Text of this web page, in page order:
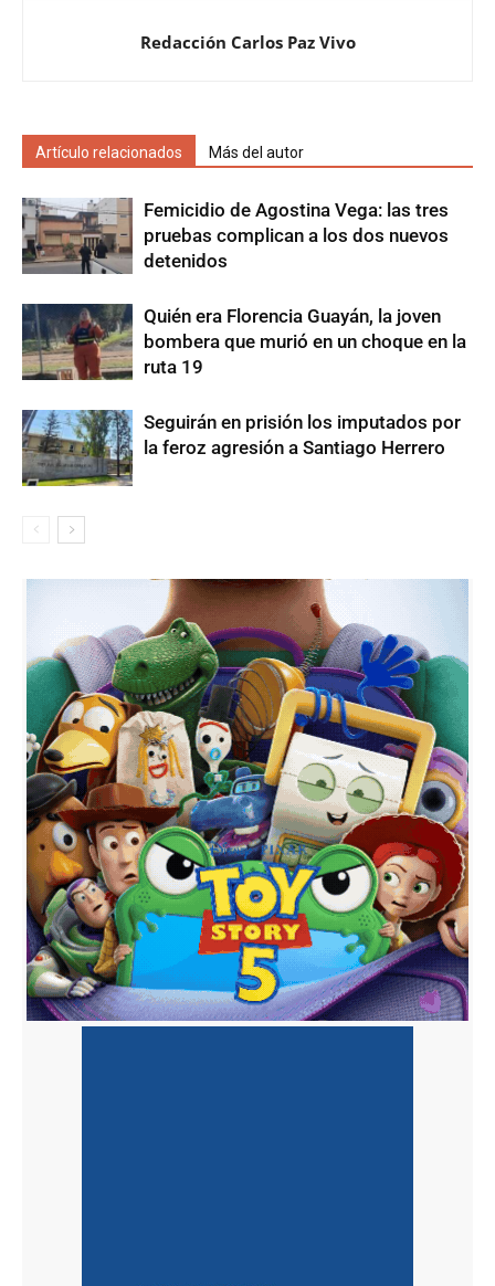
Redacción Carlos Paz Vivo
Artículo relacionados Más del autor
Femicidio de Agostina Vega: las tres
pruebas complican a los dos nuevos
detenidos
Quién era Florencia Guayán, la joven
bombera que murió en un choque en la
ruta 19
Seguirán en prisión los imputados por
la feroz agresión a Santiago Herrero